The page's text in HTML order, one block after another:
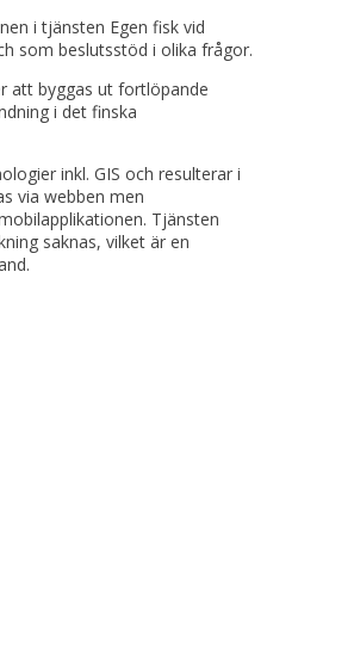
i tjänsten Egen fisk vid
som beslutsstöd i olika frågor.
att byggas ut fortlöpande
i det finska
inkl. GIS och resulterar i
via webben men
Tjänsten
saknas, vilket är en